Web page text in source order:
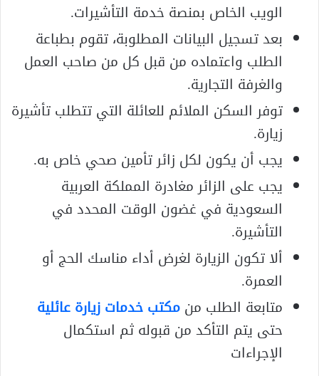
الويب الخاص بمنصة خدمة التأشيرات.
بعد تسجيل البيانات المطلوبة، تقوم بطباعة
الطلب واعتماده من قبل كل من صاحب العمل
والغرفة التجارية.
توفر السكن الملائم للعائلة التي تتطلب تأشيرة
زيارة.
يجب أن يكون لكل زائر تأمين صحي خاص به.
يجب على الزائر مغادرة المملكة العربية
السعودية في غضون الوقت المحدد في
التأشيرة.
ألا تكون الزيارة لغرض أداء مناسك الحج أو
العمرة.
متابعة الطلب منمكتب خدمات زيارة عائلية
حتى يتم التأكد من قبوله ثم استكمال
الإجراءات